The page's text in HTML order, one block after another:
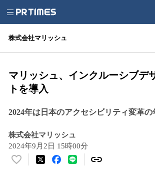
株式会社マリッシュ
マリッシュ、インクルーシブデ
トを導入
2024年は日本のアクセシビリティ変革の
株式会社マリッシュ
2024年9月2日 15時00分
い